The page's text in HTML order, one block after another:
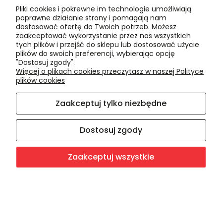
Informacje
Polityka cookies
Polityka prywatności
Blog
O nas
Kontakt i dane firmy
O firmie
Pliki cookies i pokrewne im technologie umożliwiają
poprawne działanie strony i pomagają nam
dostosować ofertę do Twoich potrzeb. Możesz
zaakceptować wykorzystanie przez nas wszystkich
tych plików i przejść do sklepu lub dostosować użycie
plików do swoich preferencji, wybierając opcję
"Dostosuj zgody".
Więcej o plikach cookies przeczytasz w naszej Polityce
plików cookies
Zaakceptuj tylko niezbędne
Dostosuj zgody
Zaakceptuj wszystkie